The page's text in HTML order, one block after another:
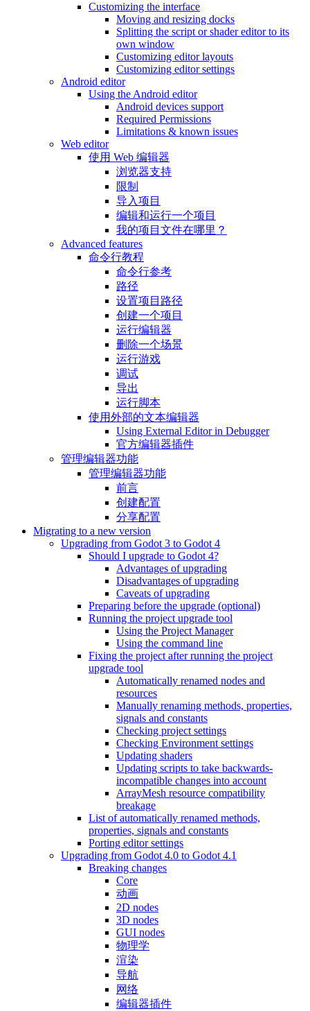
Customizing the interface
Moving and resizing docks
Splitting the script or shader editor to its
own window
Customizing editor layouts
Customizing editor settings
Android editor
Using the Android editor
Android devices support
Required Permissions
Limitations & known issues
Web editor
使用 Web 编辑器
浏览器支持
限制
导入项目
编辑和运行一个项目
我的项目文件在哪里？
Advanced features
命令行教程
命令行参考
路径
设置项目路径
创建一个项目
运行编辑器
删除一个场景
运行游戏
调试
导出
运行脚本
使用外部的文本编辑器
Using External Editor in Debugger
官方编辑器插件
管理编辑器功能
管理编辑器功能
前言
创建配置
分享配置
Migrating to a new version
Upgrading from Godot 3 to Godot 4
Should I upgrade to Godot 4?
Advantages of upgrading
Disadvantages of upgrading
Caveats of upgrading
Preparing before the upgrade (optional)
Running the project upgrade tool
Using the Project Manager
Using the command line
Fixing the project after running the project
upgrade tool
Automatically renamed nodes and
resources
Manually renaming methods, properties,
signals and constants
Checking project settings
Checking Environment settings
Updating shaders
Updating scripts to take backwards-
incompatible changes into account
ArrayMesh resource compatibility
breakage
List of automatically renamed methods,
properties, signals and constants
Porting editor settings
Upgrading from Godot 4.0 to Godot 4.1
Breaking changes
Core
动画
2D nodes
3D nodes
GUI nodes
物理学
渲染
导航
网络
编辑器插件